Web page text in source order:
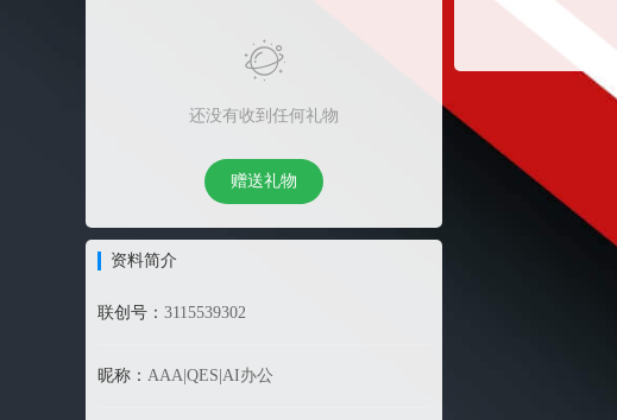
还没有收到任何礼物
赠送礼物
资料简介
联创号： 3115539302
昵称： AAA|QES|AI办公